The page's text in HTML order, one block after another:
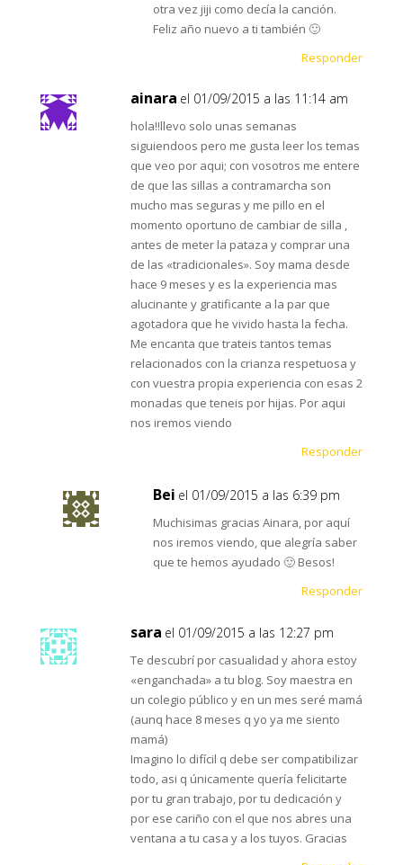
otra vez jiji como decía la canción.
Feliz año nuevo a ti también 🙂
Responder
ainara el 01/09/2015 a las 11:14 am
hola!!llevo solo unas semanas
siguiendoos pero me gusta leer los temas
que veo por aqui; con vosotros me entere
de que las sillas a contramarcha son
mucho mas seguras y me pillo en el
momento oportuno de cambiar de silla ,
antes de meter la pataza y comprar una
de las «tradicionales». Soy mama desde
hace 9 meses y es la experiencia mas
alucinante y gratificante a la par que
agotadora que he vivido hasta la fecha.
Me encanta que trateis tantos temas
relacionados con la crianza respetuosa y
con vuestra propia experiencia con esas 2
monadas que teneis por hijas. Por aqui
nos iremos viendo
Responder
Bei el 01/09/2015 a las 6:39 pm
Muchisimas gracias Ainara, por aquí
nos iremos viendo, que alegría saber
que te hemos ayudado 🙂 Besos!
Responder
sara el 01/09/2015 a las 12:27 pm
Te descubrí por casualidad y ahora estoy
«enganchada» a tu blog. Soy maestra en
un colegio público y en un mes seré mamá
(aunq hace 8 meses q yo ya me siento
mamá)
Imagino lo difícil q debe ser compatibilizar
todo, asi q únicamente quería felicitarte
por tu gran trabajo, por tu dedicación y
por ese cariño con el que nos abres una
ventana a tu casa y a los tuyos. Gracias